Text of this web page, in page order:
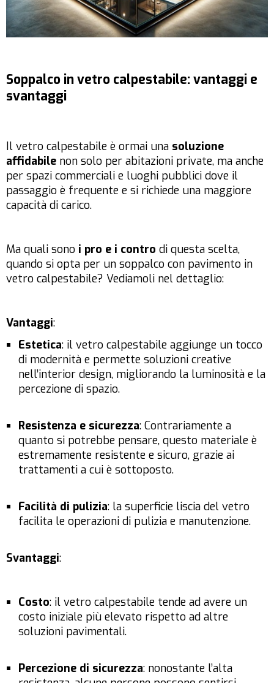
Soppalco in vetro calpestabile: vantaggi e
svantaggi
Il vetro calpestabile è ormai una soluzione
affidabile non solo per abitazioni private, ma anche
per spazi commerciali e luoghi pubblici dove il
passaggio è frequente e si richiede una maggiore
capacità di carico.
Ma quali sono i pro e i contro di questa scelta,
quando si opta per un soppalco con pavimento in
vetro calpestabile? Vediamoli nel dettaglio:
Vantaggi:
Estetica: il vetro calpestabile aggiunge un tocco
di modernità e permette soluzioni creative
nell’interior design, migliorando la luminosità e la
percezione di spazio.
Resistenza e sicurezza: Contrariamente a
quanto si potrebbe pensare, questo materiale è
estremamente resistente e sicuro, grazie ai
trattamenti a cui è sottoposto.
Facilità di pulizia: la superficie liscia del vetro
facilita le operazioni di pulizia e manutenzione.
Svantaggi:
Costo: il vetro calpestabile tende ad avere un
costo iniziale più elevato rispetto ad altre
soluzioni pavimentali.
Percezione di sicurezza: nonostante l’alta